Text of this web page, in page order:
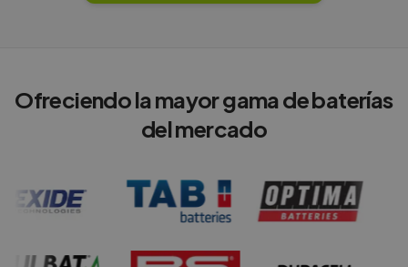
Ofreciendo la mayor gama de baterías
del mercado